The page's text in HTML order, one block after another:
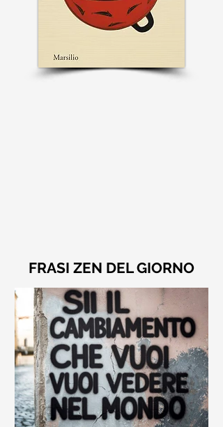
FRASI ZEN DEL GIORNO